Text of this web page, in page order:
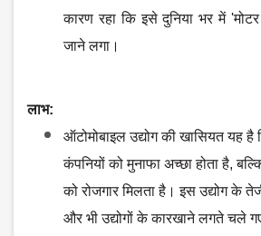
कारण रहा कि इसे दुनिया भर में
जाने लगा।
लाभ:
ऑटोमोबाइल उद्योग की खासियत यह
कंपनियों को मुनाफा अच्छा होता है,
को रोजगार मिलता है। इस उद्योग के
और भी उद्योगों के कारखाने लगते चले